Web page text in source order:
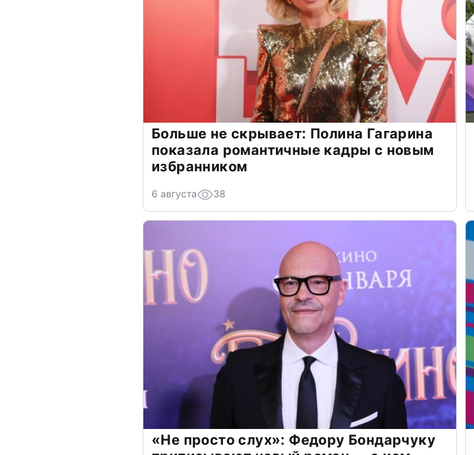
Больше не скрывает: Полина Гагарина
показала романтичные кадры с новым
избранником
6 августа 38
«Не просто слух»: Федору Бондарчуку